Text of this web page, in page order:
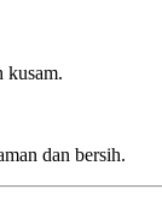
kusam.
dan bersih.